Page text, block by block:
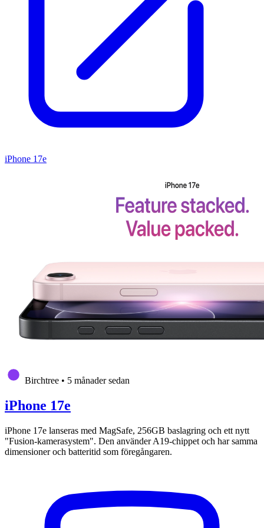
iPhone 17e
Birchtree • 5 månader sedan
iPhone 17e
iPhone 17e lanseras med MagSafe, 256GB baslagring och ett nytt
"Fusion-kamerasystem". Den använder A19-chippet och har samma
dimensioner och batteritid som föregångaren.